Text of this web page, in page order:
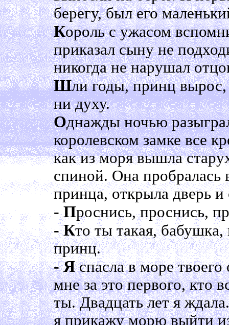
берегу, был его
Король с ужасом
приказал сыну не
никогда не нарушал
Шли годы, принц вырос,
ни духу.
Однажды ночью
королевском замке все
как из моря вышла
спиной. Она пробралась
принца, открыла дверь и
- Проснись, проснись,
- Кто ты такая, бабушка,
принц.
- Яспасла в море
мне за это первого, кто
ты. Двадцать лет я
я прикажу морю выйти